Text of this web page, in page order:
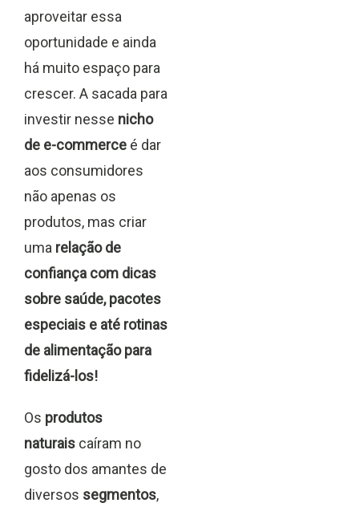
aproveitar essa
oportunidade e ainda
há muito espaço para
crescer. A sacada para
investir nesse nicho
de e-commerce é dar
aos consumidores
não apenas os
produtos, mas criar
uma relação de
confiança com dicas
sobre saúde, pacotes
especiais e até rotinas
de alimentação para
fidelizá-los!
Os produtos
naturais caíram no
gosto dos amantes de
diversos segmentos,